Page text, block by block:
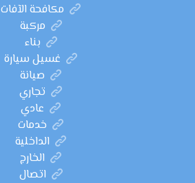
مكافحة الآفات
مركبة
بناء
غسيل سيارة
صيانة
تجاري
عادي
خدمات
الداخلية
الخارج
اتصال